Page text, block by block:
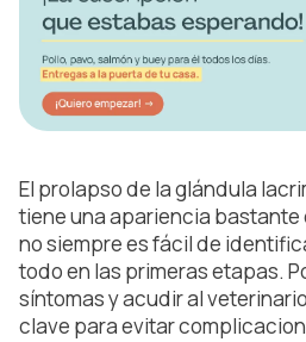
El prolapso de la glándula
tiene una apariencia
no siempre es fácil de
todo en las primeras etapas.
síntomas y acudir al
clave para evitar